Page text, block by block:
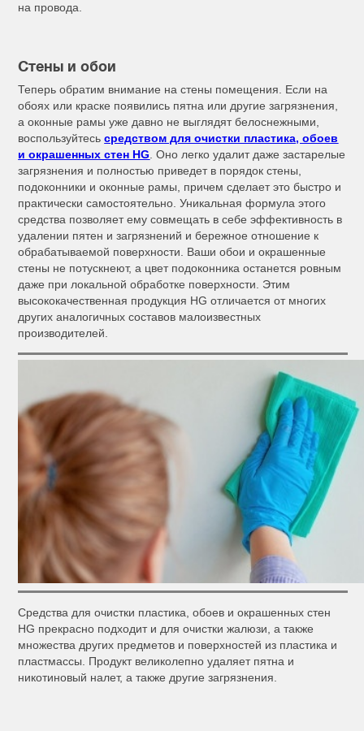
на провода.
Стены и обои
Теперь обратим внимание на стены помещения. Если на
обоях или краске появились пятна или другие загрязнения,
а оконные рамы уже давно не выглядят белоснежными,
воспользуйтесьсредством для очистки пластика, обоев
и окрашенных стен HG . Оно легко удалит даже застарелые
загрязнения и полностью приведет в порядок стены,
подоконники и оконные рамы, причем сделает это быстро и
практически самостоятельно. Уникальная формула этого
средства позволяет ему совмещать в себе эффективность в
удалении пятен и загрязнений и бережное отношение к
обрабатываемой поверхности. Ваши обои и окрашенные
стены не потускнеют, а цвет подоконника останется ровным
даже при локальной обработке поверхности. Этим
высококачественная продукция HG отличается от многих
других аналогичных составов малоизвестных
производителей.
Средства для очистки пластика, обоев и окрашенных стен
HG прекрасно подходит и для очистки жалюзи, а также
множества других предметов и поверхностей из пластика и
пластмассы. Продукт великолепно удаляет пятна и
никотиновый налет, а также другие загрязнения.